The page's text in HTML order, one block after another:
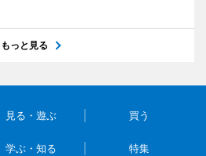
もっと見る
見る・遊ぶ 買う
学ぶ・知る 特集